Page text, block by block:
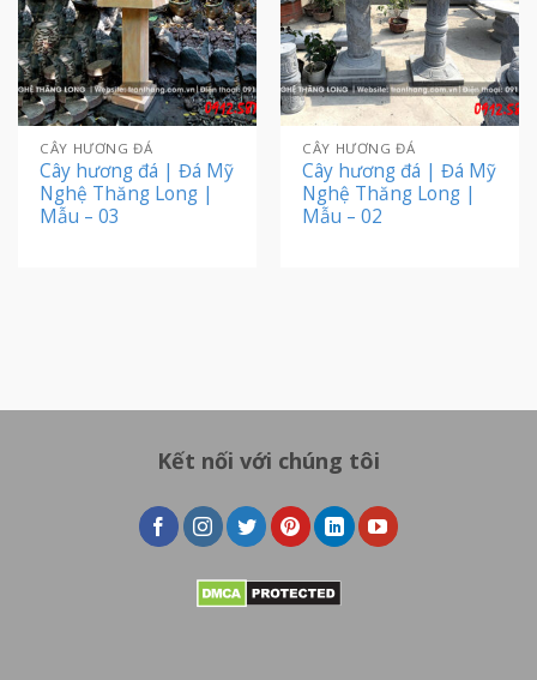
CÂY HƯƠNG ĐÁ
Cây hương đá | Đá Mỹ
Nghệ Thăng Long |
Mẫu – 03
CÂY HƯƠNG ĐÁ
Cây hương đá | Đá Mỹ
Nghệ Thăng Long |
Mẫu – 02
Kết nối với chúng tôi